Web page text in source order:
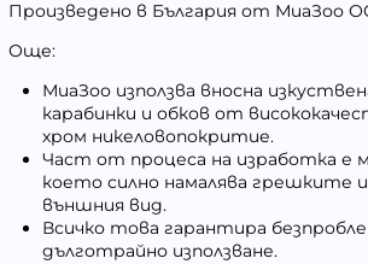
Произведено в България от МиаЗоо
Още:
МиаЗоо използва вносна
карабинки и обков от
хром никеловопокритие.
Част от процеса на изработка е
което силно намалява грешките
външния вид.
Всичко това гарантира
дълготрайно използване.